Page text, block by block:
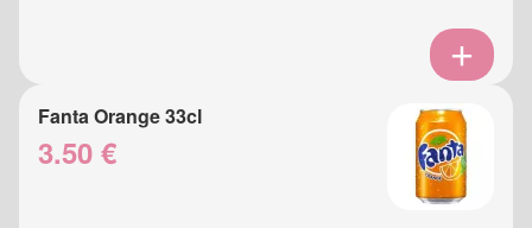
Fanta Orange 33cl
3.50 €